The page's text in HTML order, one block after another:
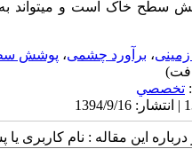
سطح خاک است و می­تواند به
، برآورد چشمی، پوشش
تخصصي
این مقاله : نام کاربری